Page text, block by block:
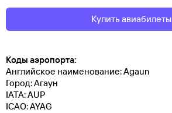
Купить авиабилеты
Коды аэропорта:
Английское наименование: Agaun
Город: Агаун
IATA: AUP
ICAO: AYAG